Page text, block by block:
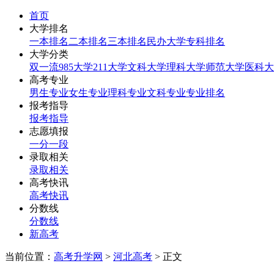
首页
大学排名
一本排名 二本排名三本排名 民办大学专科排名
大学分类
双一流985大学211大学文科大学理科大学师范大学医科
高考专业
男生专业女生专业理科专业文科专业专业排名
报考指导
报考指导
志愿填报
一分一段
录取相关
录取相关
高考快讯
高考快讯
分数线
分数线
新高考
当前位置： 高考升学网 > 河北高考 > 正文